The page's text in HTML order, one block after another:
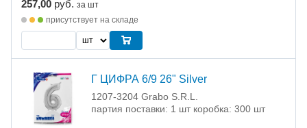
257,00 руб. за шт
присутствует на складе
Г ЦИФРА 6/9 26" Silver
1207-3204 Grabo S.R.L.
партия поставки: 1 шт коробка: 300 шт